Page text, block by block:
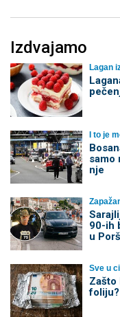
Izdvajamo
Lagan
I to je
samo
nje
90-ih
u
Sve u
Zašto